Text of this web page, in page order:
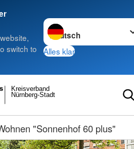
switch to
Sprache wechseln zu
Alles klar
Nürnberg-Stadt
Kreisverband
"Sonnenhof 60 plus"